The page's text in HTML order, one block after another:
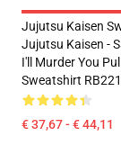
Jujutsu Kaisen
Jujutsu Kaisen -
I'll Murder You
Sweatshirt
€ 37,67 - € 44,11